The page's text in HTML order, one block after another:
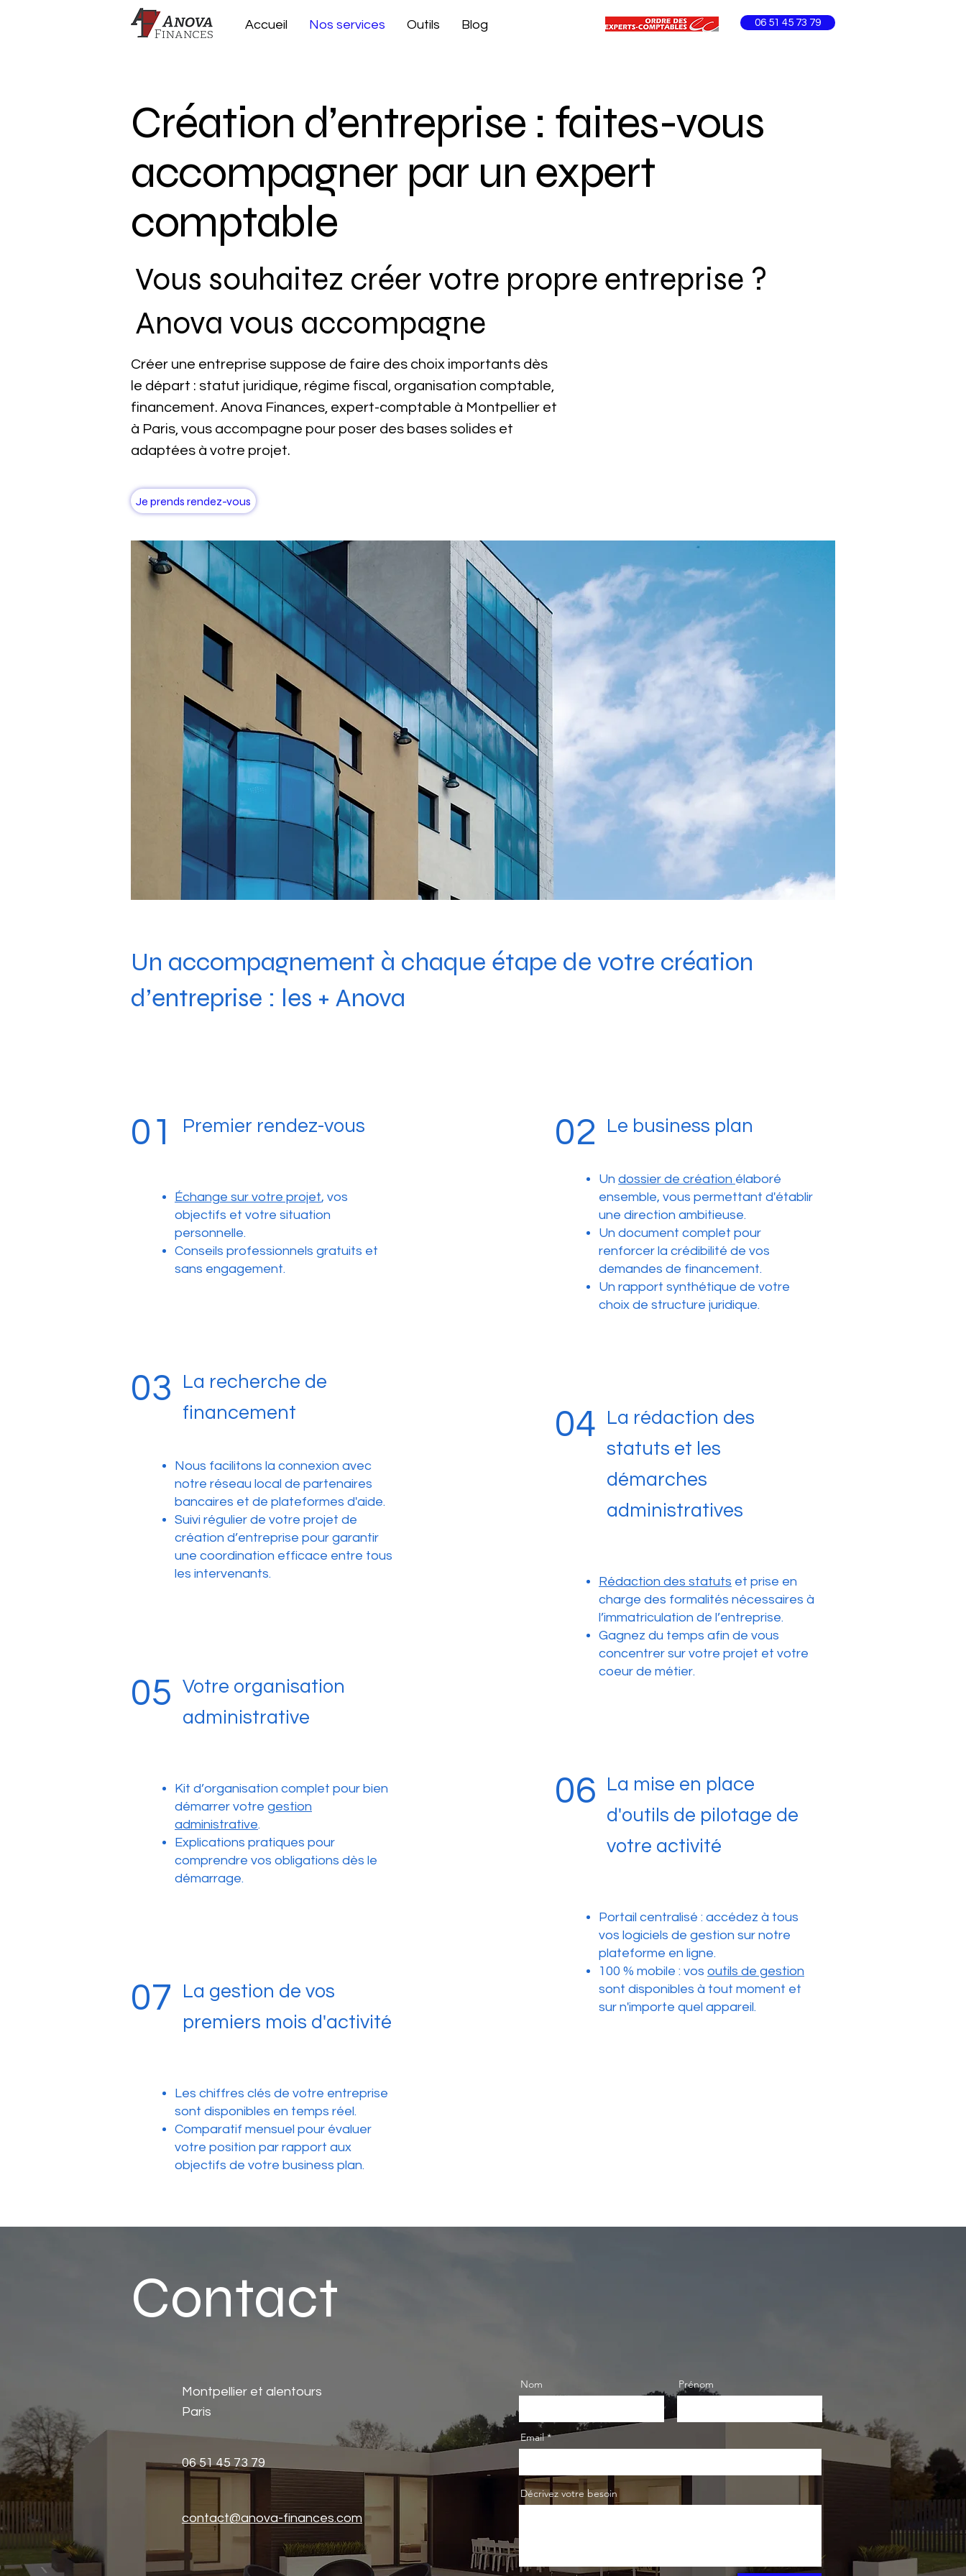
Accueil Nos services Outils Blog 06 51 45 73 79
Création d’entreprise : faites-vous
accompagner par un expert
comptable
Vous souhaitez créer votre propre entreprise ?
Anova vous accompagne
Créer une entreprise suppose de faire des choix importants dès
le départ : statut juridique, régime fiscal, organisation comptable,
financement. Anova Finances, expert-comptable à Montpellier et
à Paris, vous accompagne pour poser des bases solides et
adaptées à votre projet.
Je prends rendez-vous
Un accompagnement à chaque étape de votre création
d’entreprise : les + Anova
01 Premier rendez-vous
Échange sur votre projet, vos
objectifs et votre situation
personnelle.
Conseils professionnels gratuits et
sans engagement.
03
La recherche de
financement
Nous facilitons la connexion avec
notre réseau local de partenaires
bancaires et de plateformes d'aide.
Suivi régulier de votre projet de
création d’entreprise pour garantir
une coordination efficace entre tous
les intervenants.
05
Votre organisation
administrative
Kit d’organisation complet pour bien
démarrer votre gestion
administrative.
Explications pratiques pour
comprendre vos obligations dès le
démarrage.
07
La gestion de vos
premiers mois d'activité
Les chiffres clés de votre entreprise
sont disponibles en temps réel.
Comparatif mensuel pour évaluer
votre position par rapport aux
objectifs de votre business plan.
02 Le business plan
Un dossier de création élaboré
ensemble, vous permettant d'établir
une direction ambitieuse.
Un document complet pour
renforcer la crédibilité de vos
demandes de financement.
Un rapport synthétique de votre
choix de structure juridique.
04
La rédaction des
statuts et les
démarches
administratives
Rédaction des statuts et prise en
charge des formalités nécessaires à
l’immatriculation de l’entreprise.
Gagnez du temps afin de vous
concentrer sur votre projet et votre
coeur de métier.
06
La mise en place
d'outils de pilotage de
votre activité
Portail centralisé : accédez à tous
vos logiciels de gestion sur notre
plateforme en ligne.
100 % mobile : vos outils de gestion
sont disponibles à tout moment et
sur n'importe quel appareil.​
Contact
Montpellier et alentours
Paris
06 51 45 73 79
contact@anova-finances.com
Nom Prénom
Email
Décrivez votre besoin